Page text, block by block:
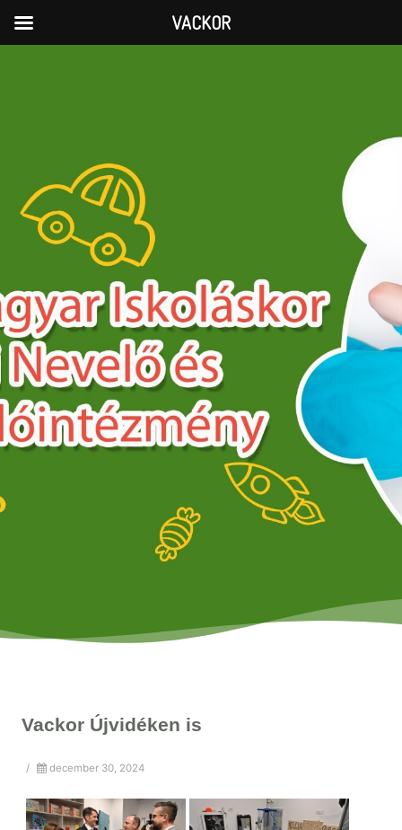
Vackor Újvidéken is
/ december 30, 2024
VACKOR